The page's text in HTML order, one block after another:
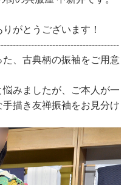
がとうございます！
、古典柄の振袖をご用意
みましたが、ご本人が一
描き友禅振袖をお見分け